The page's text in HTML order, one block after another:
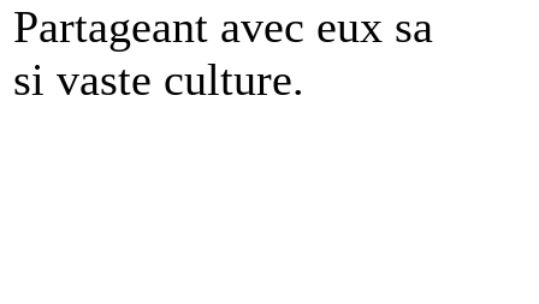
Partageant avec eux sa
si vaste culture.